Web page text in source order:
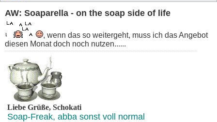
AW: Soaparella - on the soap side of life
, wenn das so weitergeht, muss ich das Angebot
diesen Monat doch noch nutzen......
Liebe Grüße, Schokati
Soap-Freak, abba sonst voll normal